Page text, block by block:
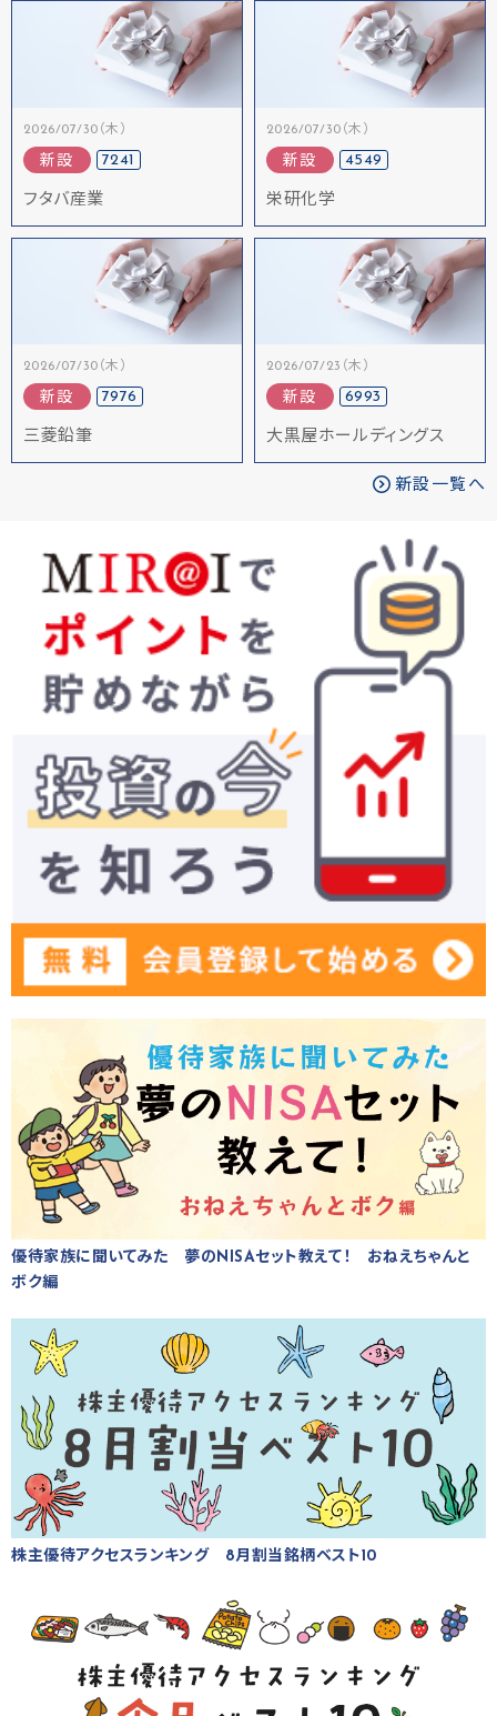
2026/07/30（木）
新設 7241
フタバ産業
2026/07/30（木）
新設 4549
栄研化学
2026/07/30（木）
新設 7976
三菱鉛筆
2026/07/23（木）
新設 6993
大黒屋ホールディングス
新設一覧へ
優待家族に聞いてみた 夢のNISAセット教えて！ おねえちゃんと
ボク編
株主優待アクセスランキング 8月割当銘柄ベスト10